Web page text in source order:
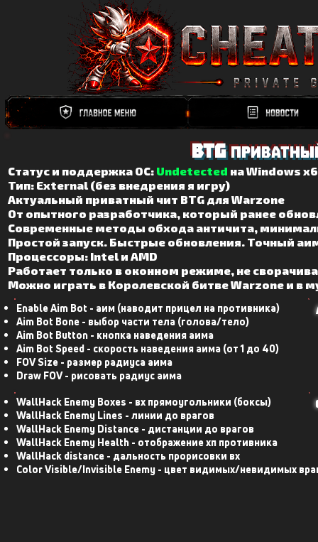
BTG
Статус и поддержка ОС: Undetected на Windows
Тип: External (без внедрения я игру)
Актуальный приватный чит BTG для Warzone
От опытного разработчика, который ранее
Современные методы обхода античита,
Простой запуск. Быстрые обновления. Точный
Процессоры: Intel и AMD
Работает только в оконном режиме, не
Можно играть в Королевской битве Warzone и в
Enable Aim Bot - аим (наводит прицел на противника)
Aim Bot Bone - выбор части тела (голова/тело)
Aim Bot Button - кнопка наведения аима
Aim Bot Speed - скорость наведения аима (от 1 до 40)
FOV Size - размер радиуса аима
Draw FOV - рисовать радиус аима
WallHack Enemy Boxes - вх прямоугольники (боксы)
WallHack Enemy Lines - линии до врагов
WallHack Enemy Distance - дистанции до врагов
WallHack Enemy Health - отображение хп противника
WallHack distance - дальность прорисовки вх
Color Visible/Invisible Enemy - цвет видимых/невидимых